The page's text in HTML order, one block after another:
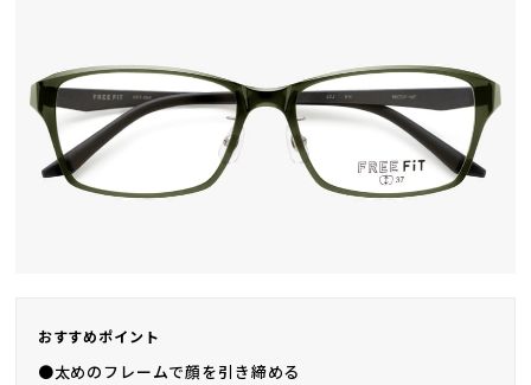
おすすめポイント
●太めのフレームで顔を引き締める